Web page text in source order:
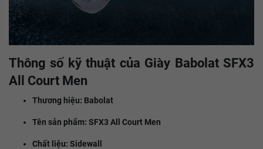
Thông số kỹ thuật của Giày Babolat SFX3
All Court Men
Thương hiệu: Babolat
Tên sản phẩm: SFX3 All Court Men
Chất liệu: Sidewall